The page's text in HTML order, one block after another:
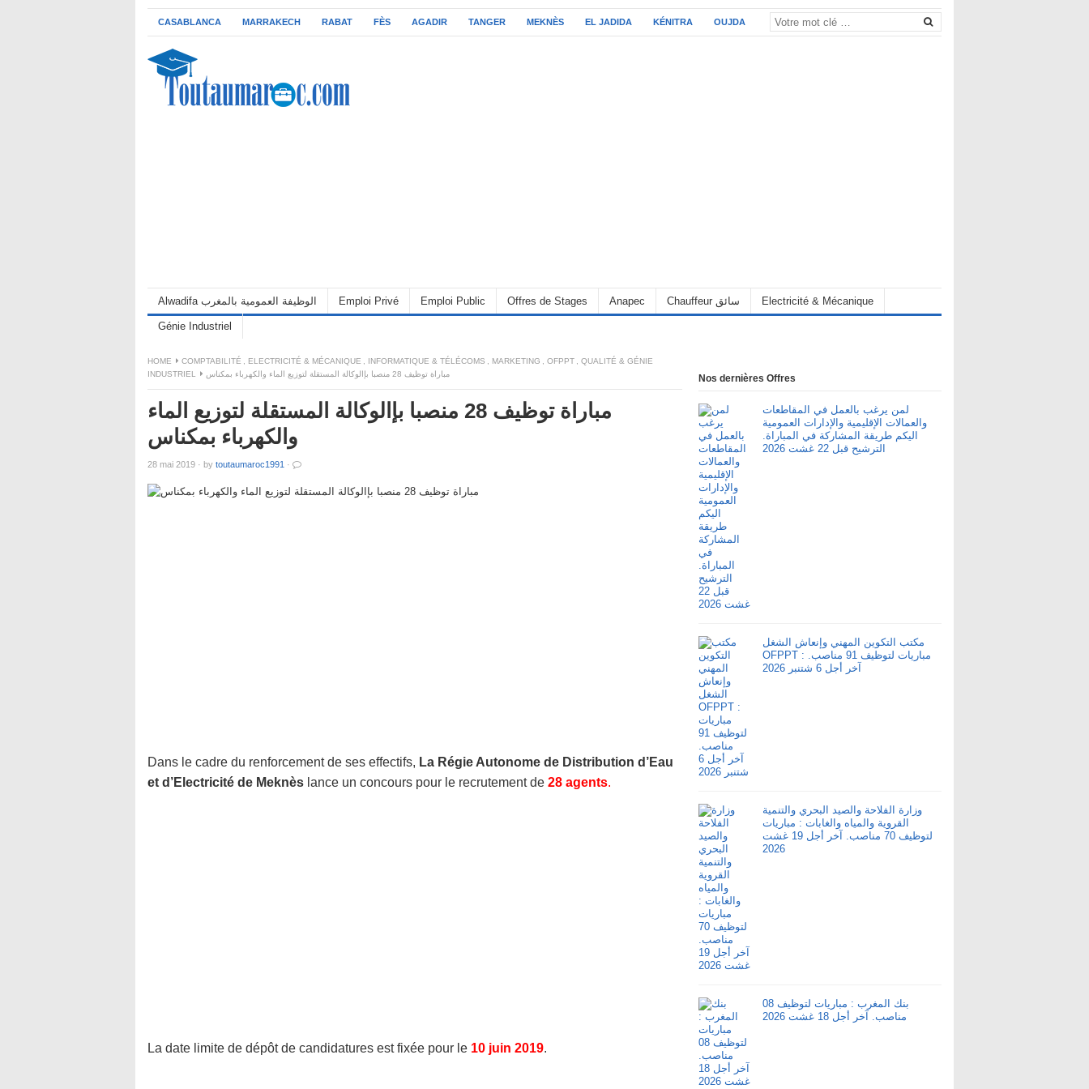
CASABLANCA MARRAKECH RABAT FÈS AGADIR TANGER MEKNÈS EL JADIDA KÉNITRA OUJDA
Alwadifa الوظيفة العمومية بالمغرب Emploi Privé Emploi Public Offres de Stages Anapec Chauffeur سائق Electricité & Mécanique
Génie Industriel
HOME COMPTABILITÉ ELECTRICITÉ & MÉCANIQUE INFORMATIQUE & TÉLÉCOMS MARKETING OFPPT
QUALITÉ & GÉNIE
INDUSTRIEL
مباراة توظيف 28 منصبا بإالوكالة المستقلة لتوزيع الماء والكهرباء بمكناس
مباراة توظيف 28 منصبا بإالوكالة المستقلة لتوزيع الماء
والكهرباء بمكناس
28 mai 2019 · by toutaumaroc1991 ·
Dans le cadre du renforcement de ses effectifs, La Régie Autonome de Distribution d’Eau
et d’Electricité de Meknès lance un concours pour le recrutement de 28 agents.
La date limite de dépôt de candidatures est fixée pour le 10 juin 2019.
Nos dernières Offres
لمن يرغب بالعمل في المقاطعات
والعمالات الإقليمية والإدارات العمومية
اليكم طريقة المشاركة في المباراة.
الترشيح قبل 22 غشت 2026
مكتب التكوين المهني وإنعاش الشغل
OFPPT : مباريات لتوظيف 91 مناصب.
آخر أجل 6 شتنبر 2026
وزارة الفلاحة والصيد البحري والتنمية
القروية والمياه والغابات : مباريات
لتوظيف 70 مناصب. آخر أجل 19 غشت
2026
بنك المغرب : مباريات لتوظيف 08
مناصب. آخر أجل 18 غشت 2026